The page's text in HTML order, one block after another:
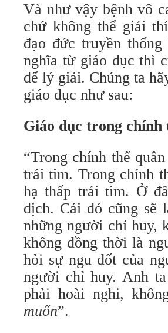
Và như vậy bệnh vô
chứ không thể giải
đạo đức truyền
nghĩa từ giáo dục thì
để lý giải. Chúng ta
giáo dục như sau:
Giáo dục trong chính
“Trong chính thể
trái tim. Trong chính
hạ thấp trái tim. Ở
dịch. Cái đó cũng sẽ
những người chỉ huy,
không đồng thời là
hỏi sự ngu dốt của
người chỉ huy. Anh
phải hoài nghi,
muốn”.